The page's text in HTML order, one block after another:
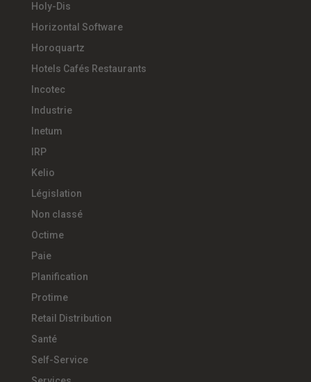
Holy-Dis
Horizontal Software
Horoquartz
Hotels Cafés Restaurants
Incotec
Industrie
Inetum
IRP
Kelio
Législation
Non classé
Octime
Paie
Planification
Protime
Retail Distribution
Santé
Self-Service